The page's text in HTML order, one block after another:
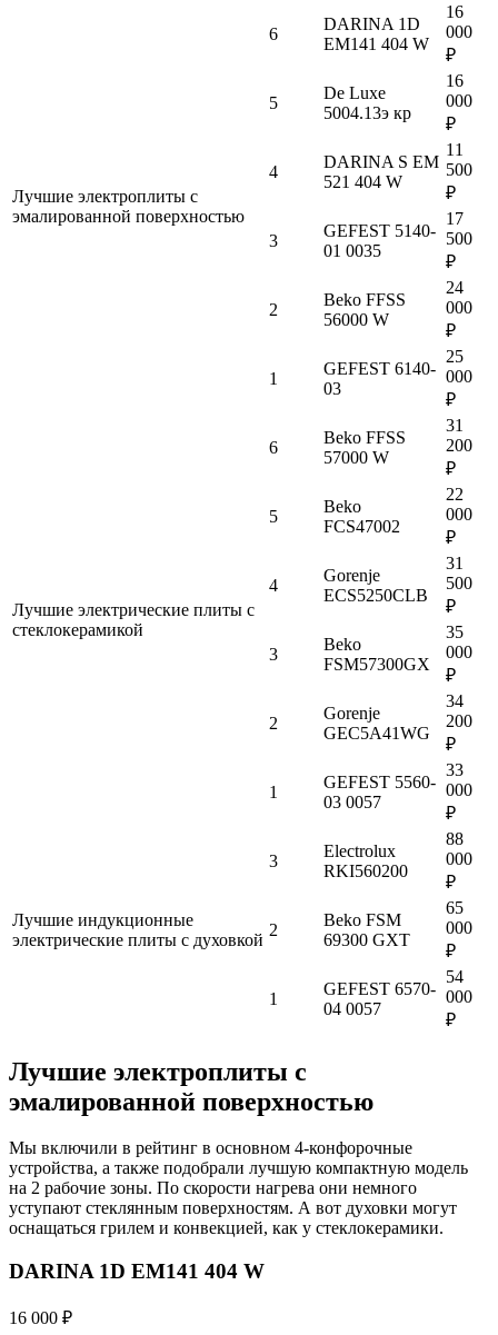
Лучшие электроплиты с
эмалированной поверхностью
6
DARINA 1D
EM141 404 W
16
000
₽
5
De Luxe
5004.13э кр
16
000
₽
4
DARINA S EM
521 404 W
11
500
₽
3
GEFEST 5140-
01 0035
17
500
₽
2
Beko FFSS
56000 W
24
000
₽
1
GEFEST 6140-
03
25
000
₽
Лучшие электрические плиты с
стеклокерамикой
6
Beko FFSS
57000 W
31
200
₽
5
Beko
FCS47002
22
000
₽
4
Gorenje
ECS5250CLB
31
500
₽
3
Beko
FSM57300GX
35
000
₽
2
Gorenje
GEC5A41WG
34
200
₽
1
GEFEST 5560-
03 0057
33
000
₽
Лучшие индукционные
электрические плиты с духовкой
3
Electrolux
RKI560200
88
000
₽
2
Beko FSM
69300 GXT
65
000
₽
1
GEFEST 6570-
04 0057
54
000
₽
Лучшие электроплиты с
эмалированной поверхностью
Мы включили в рейтинг в основном 4-конфорочные
устройства, а также подобрали лучшую компактную модель
на 2 рабочие зоны. По скорости нагрева они немного
уступают стеклянным поверхностям. А вот духовки могут
оснащаться грилем и конвекцией, как у стеклокерамики.
DARINA 1D EM141 404 W
16 000 ₽